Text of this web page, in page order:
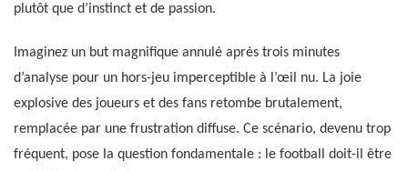
plutôt que d’instinct et de passion.
Imaginez un but magnifique annulé après trois minutes
d’analyse pour un hors-jeu imperceptible à l’œil nu. La joie
explosive des joueurs et des fans retombe brutalement,
remplacée par une frustration diffuse. Ce scénario, devenu trop
fréquent, pose la question fondamentale : le football doit-il être